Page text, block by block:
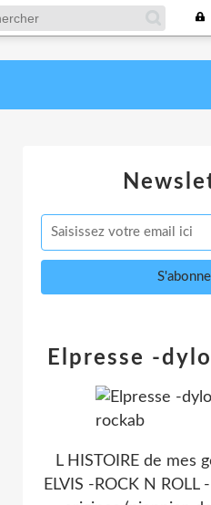
Elpresse -
L HISTOIRE de mes
ELVIS -ROCK N